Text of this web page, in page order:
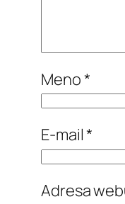
Meno*
E-mail*
Adresa